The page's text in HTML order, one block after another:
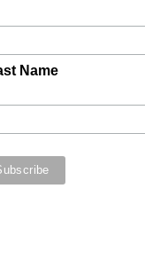
Name